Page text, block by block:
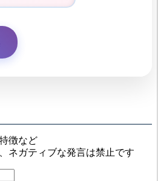
徴など
ネガティブな発言は禁止です